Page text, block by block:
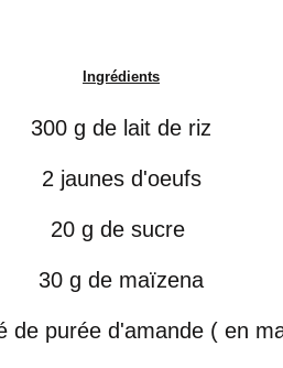
Ingrédients
300 g de lait de riz
2 jaunes d'oeufs
20 g de sucre
30 g de maïzena
de purée d'amande ( en